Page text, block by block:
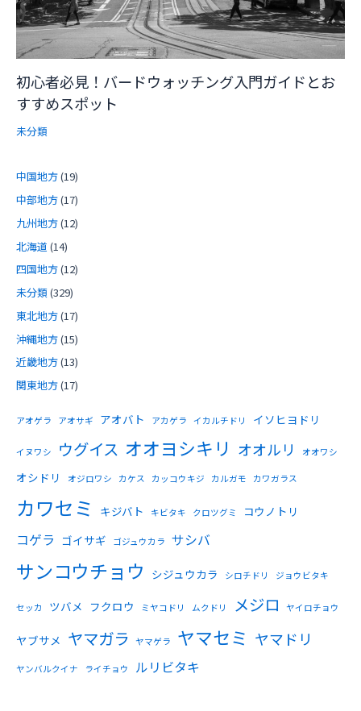
初心者必見！バードウォッチング入門ガイドとお
すすめスポット
未分類
中国地方(19)
中部地方(17)
九州地方(12)
北海道 (14)
四国地方(12)
未分類(329)
東北地方(17)
沖縄地方(15)
近畿地方(13)
関東地方(17)
アオゲラ アオサギ アオバト アカゲラ イカルチドリ イソヒヨドリ
イヌワシ ウグイス オオヨシキリ オオルリ オオワシ
オシドリ オジロワシ カケス カッコウキジ カルガモ カワガラス
カワセミ キジバト キビタキ クロツグミ コウノトリ
コゲラ ゴイサギ ゴジュウカラ サシバ
サンコウチョウ シジュウカラ シロチドリ ジョウビタキ
セッカ ツバメ フクロウ ミヤコドリ ムクドリ メジロ ヤイロチョウ
ヤブサメ ヤマガラ ヤマゲラ ヤマセミ ヤマドリ
ヤンバルクイナ ライチョウ ルリビタキ